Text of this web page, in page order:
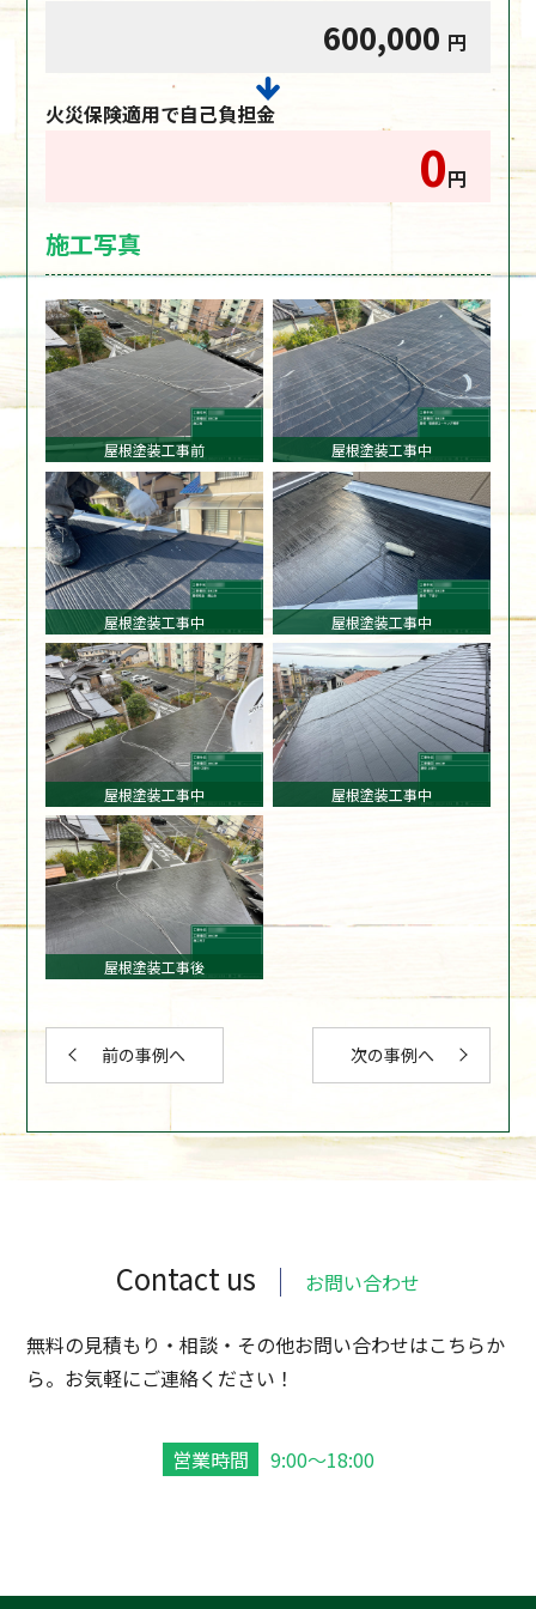
600,000 円
火災保険適用で自己負担金
0円
施工写真
屋根塗装工事前 屋根塗装工事中
屋根塗装工事中 屋根塗装工事中
屋根塗装工事中 屋根塗装工事中
屋根塗装工事後
前の事例へ 次の事例へ
Contact us お問い合わせ
無料の見積もり・相談・その他お問い合わせはこちらか
ら。お気軽にご連絡ください！
営業時間 9:00～18:00